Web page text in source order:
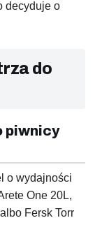
decyduje o
do
piwnicy
o wydajności
One 20L,
Fersk Torr